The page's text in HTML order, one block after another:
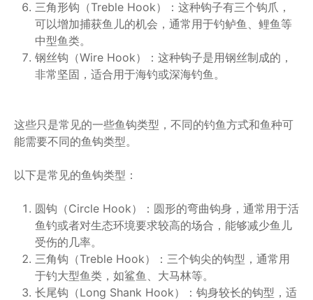
三角形钩（Treble Hook）：这种钩子有三个钩爪，
可以增加捕获鱼儿的机会，通常用于钓鲈鱼、鲤鱼等
中型鱼类。
钢丝钩（Wire Hook）：这种钩子是用钢丝制成的，
非常坚固，适合用于海钓或深海钓鱼。
这些只是常见的一些鱼钩类型，不同的钓鱼方式和鱼种可
能需要不同的鱼钩类型。
以下是常见的鱼钩类型：
圆钩（Circle Hook）：圆形的弯曲钩身，通常用于活
鱼钓或者对生态环境要求较高的场合，能够减少鱼儿
受伤的几率。
三角钩（Treble Hook）：三个钩尖的钩型，通常用
于钓大型鱼类，如鲨鱼、大马林等。
长尾钩（Long Shank Hook）：钩身较长的钩型，适